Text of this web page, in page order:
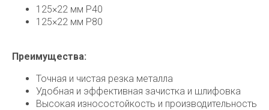
125×22 мм Р40
125×22 мм Р80
Преимущества:
Точная и чистая резка металла
Удобная и эффективная зачистка и шлифовка
Высокая износостойкость и производительность